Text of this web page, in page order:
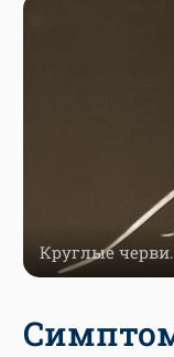
Круглые